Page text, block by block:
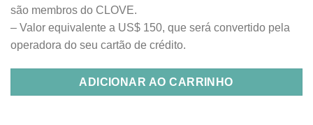
são membros do CLOVE.
– Valor equivalente a US$ 150, que será convertido pela
operadora do seu cartão de crédito.
ADICIONAR AO CARRINHO